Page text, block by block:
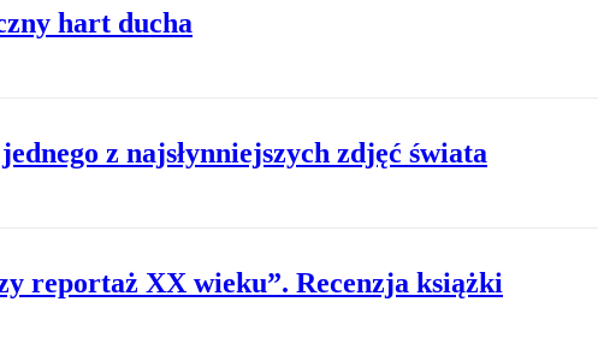
hart ducha
z najsłynniejszych zdjęć świata
reportaż XX wieku”. Recenzja książki